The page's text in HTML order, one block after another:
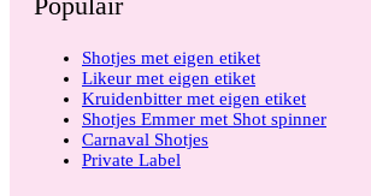
Shotjes met eigen etiket
Likeur met eigen etiket
Kruidenbitter met eigen etiket
Shotjes Emmer met Shot spinner
Carnaval Shotjes
Private Label